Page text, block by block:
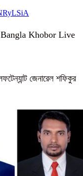
Bangla Khobor Live
জেনারেল শফিকুর